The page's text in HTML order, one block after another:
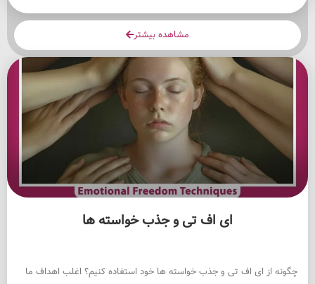
مشاهده بیشتر
ای اف تی و جذب خواسته ها
چگونه از ای اف تی و جذب خواسته ها خود استفاده کنیم؟ اغلب اهداف ما